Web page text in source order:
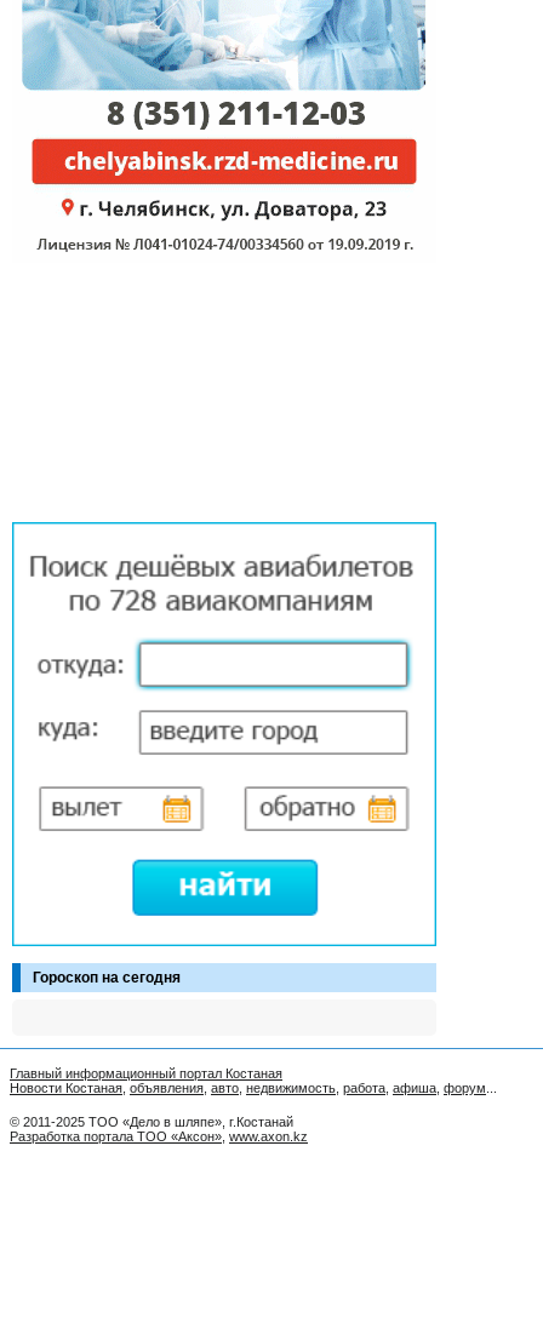
Гороскоп на сегодня
Главный информационный портал Костаная
Новости Костаная объявления авто недвижимость работа афиша форум
© 2011-2025 ТОО «Дело в шляпе», г.Костанай
Разработка портала ТОО «Аксон» www.axon.kz